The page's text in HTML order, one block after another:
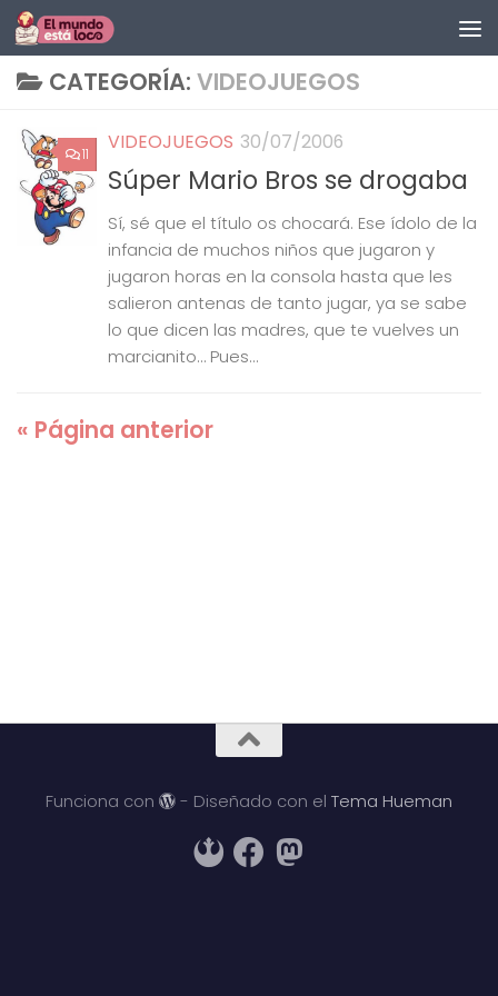
Saltar al contenido
CATEGORÍA: VIDEOJUEGOS
11 VIDEOJUEGOS 30/07/2006
Súper Mario Bros se drogaba
Sí, sé que el título os chocará. Ese ídolo de la
infancia de muchos niños que jugaron y
jugaron horas en la consola hasta que les
salieron antenas de tanto jugar, ya se sabe
lo que dicen las madres, que te vuelves un
marcianito… Pues...
« Página anterior
Funciona con - Diseñado con el Tema Hueman